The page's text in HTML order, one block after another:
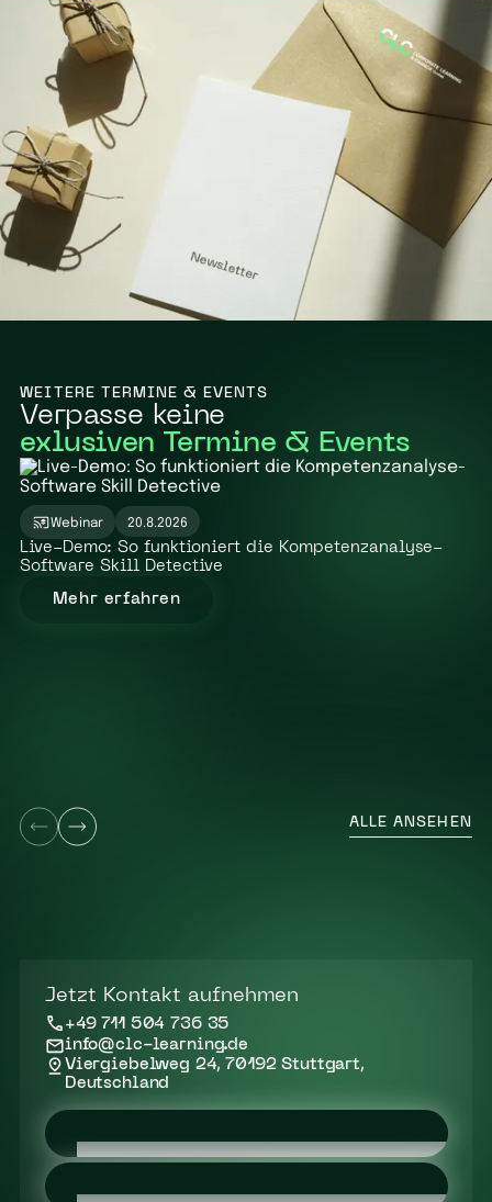
WEITERE TERMINE & EVENTS
Verpasse keine
exlusiven Termine & Events
Webinar
20.8.2026
Live-Demo: So funktioniert die Kompetenzanalyse-
Software Skill Detective
Mehr erfahren
ALLE ANSEHEN
Jetzt Kontakt aufnehmen
+49 711 504 736 35
info@clc-learning.de
Viergiebelweg 24, 70192 Stuttgart,
Deutschland